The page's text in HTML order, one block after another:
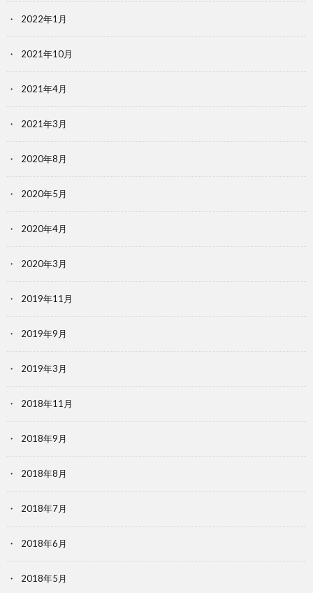
2022年1月
2021年10月
2021年4月
2021年3月
2020年8月
2020年5月
2020年4月
2020年3月
2019年11月
2019年9月
2019年3月
2018年11月
2018年9月
2018年8月
2018年7月
2018年6月
2018年5月